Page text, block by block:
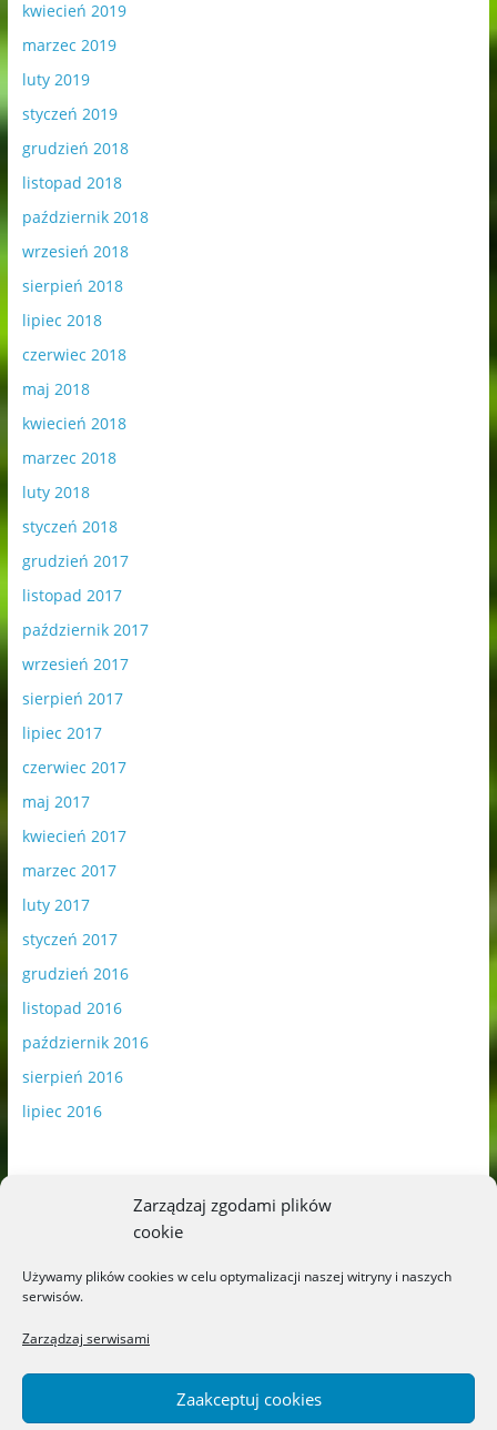
Zarządzaj zgodami plików
cookie
Używamy plików cookies w celu optymalizacji naszej witryny i naszych
serwisów.
Zarządzaj serwisami
Zaakceptuj cookies
kwiecień 2019
marzec 2019
luty 2019
styczeń 2019
grudzień 2018
listopad 2018
październik 2018
wrzesień 2018
sierpień 2018
lipiec 2018
czerwiec 2018
maj 2018
kwiecień 2018
marzec 2018
luty 2018
styczeń 2018
grudzień 2017
listopad 2017
październik 2017
wrzesień 2017
sierpień 2017
lipiec 2017
czerwiec 2017
maj 2017
kwiecień 2017
marzec 2017
luty 2017
styczeń 2017
grudzień 2016
listopad 2016
październik 2016
sierpień 2016
lipiec 2016